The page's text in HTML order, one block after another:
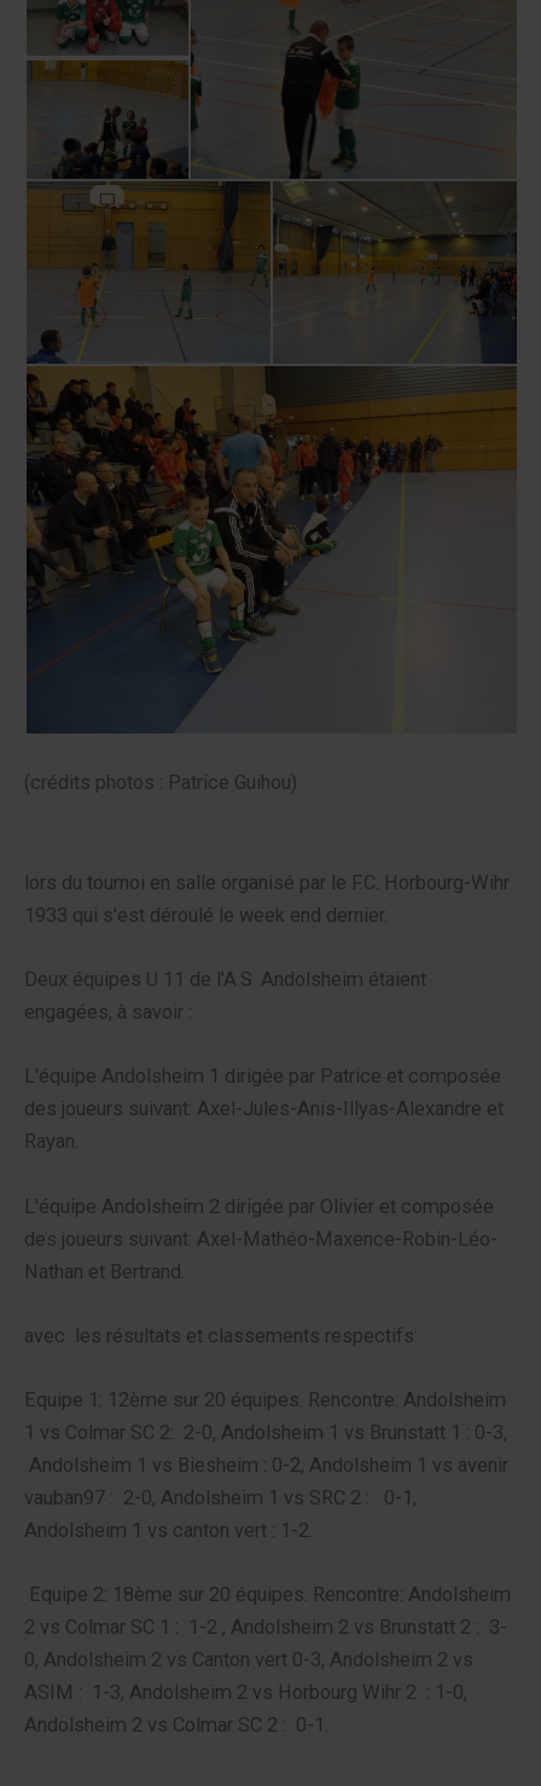
(crédits photos : Patrice Guihou)
lors du tournoi en salle organisé par le F.C. Horbourg-Wihr
1933 qui s'est déroulé le week end dernier.
Deux équipes U 11 de l’A.S. Andolsheim étaient
engagées, à savoir :
L'équipe Andolsheim 1 dirigée par Patrice et composée
des joueurs suivant: Axel-Jules-Anis-Illyas-Alexandre et
Rayan.
L'équipe Andolsheim 2 dirigée par Olivier et composée
des joueurs suivant: Axel-Mathéo-Maxence-Robin-Léo-
Nathan et Bertrand.
avec les résultats et classements respectifs:
Equipe 1: 12ème sur 20 équipes. Rencontre: Andolsheim
1 vs Colmar SC 2: 2-0, Andolsheim 1 vs Brunstatt 1 : 0-3,
Andolsheim 1 vs Biesheim : 0-2, Andolsheim 1 vs avenir
vauban97 : 2-0, Andolsheim 1 vs SRC 2 : 0-1,
Andolsheim 1 vs canton vert : 1-2.
Equipe 2: 18ème sur 20 équipes. Rencontre: Andolsheim
2 vs Colmar SC 1 : 1-2 , Andolsheim 2 vs Brunstatt 2 : 3-
0, Andolsheim 2 vs Canton vert 0-3, Andolsheim 2 vs
ASIM : 1-3, Andolsheim 2 vs Horbourg Wihr 2 : 1-0,
Andolsheim 2 vs Colmar SC 2 : 0-1.